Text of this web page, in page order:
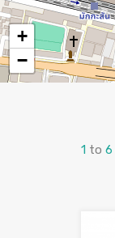
+
−
1 to 6